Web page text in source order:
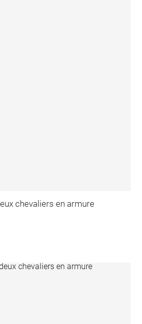
chevaliers en armure